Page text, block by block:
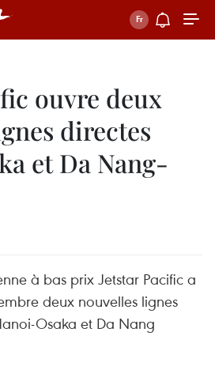
ouvre deux
directes
et Da Nang-
à bas prix Jetstar Pacific a
deux nouvelles lignes
Osaka et Da Nang